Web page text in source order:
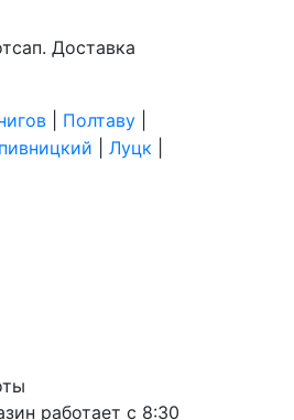
Доставка
Полтаву
Луцк
работает с 8:30